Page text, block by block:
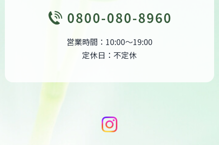
営業時間：10:00～19:00
定休日：不定休